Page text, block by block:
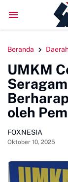
Beranda
UMKM
oleh
FOXNESIA
Oktober 10, 2025